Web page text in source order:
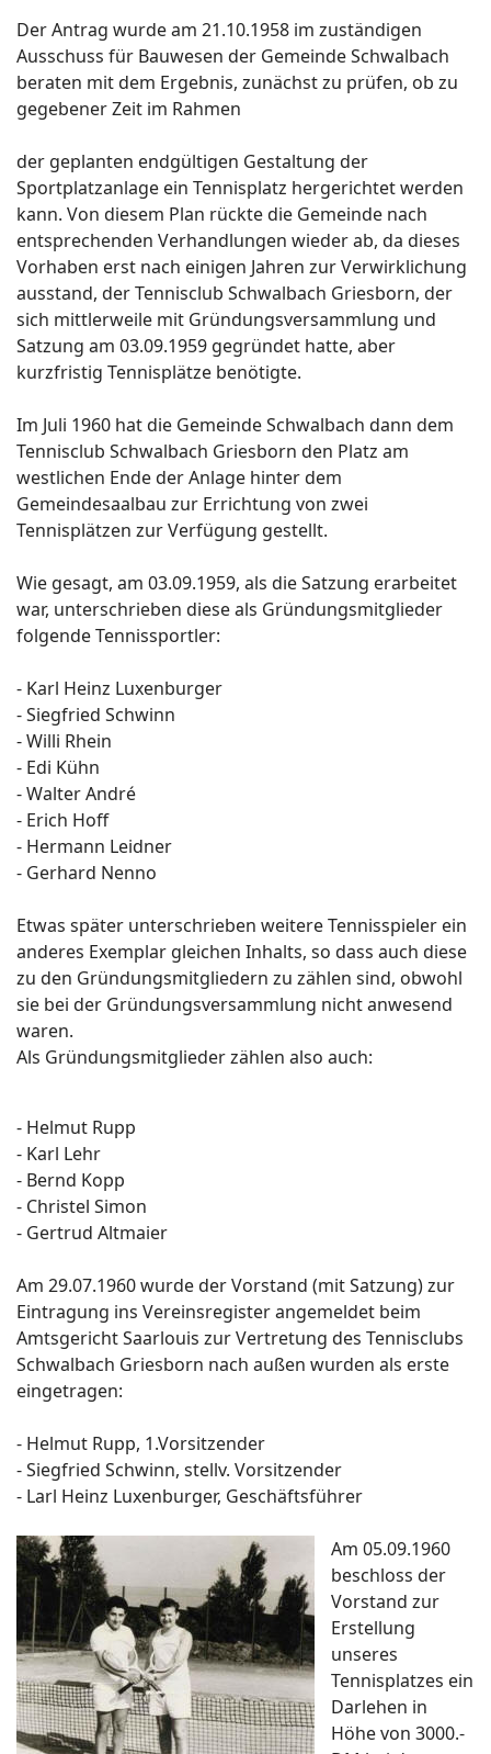
Der Antrag wurde am 21.10.1958 im zuständigen
Ausschuss für Bauwesen der Gemeinde Schwalbach
beraten mit dem Ergebnis, zunächst zu prüfen, ob zu
gegebener Zeit im Rahmen
der geplanten endgültigen Gestaltung der
Sportplatzanlage ein Tennisplatz hergerichtet werden
kann. Von diesem Plan rückte die Gemeinde nach
entsprechenden Verhandlungen wieder ab, da dieses
Vorhaben erst nach einigen Jahren zur Verwirklichung
ausstand, der Tennisclub Schwalbach Griesborn, der
sich mittlerweile mit Gründungsversammlung und
Satzung am 03.09.1959 gegründet hatte, aber
kurzfristig Tennisplätze benötigte.
Im Juli 1960 hat die Gemeinde Schwalbach dann dem
Tennisclub Schwalbach Griesborn den Platz am
westlichen Ende der Anlage hinter dem
Gemeindesaalbau zur Errichtung von zwei
Tennisplätzen zur Verfügung gestellt.
Wie gesagt, am 03.09.1959, als die Satzung erarbeitet
war, unterschrieben diese als Gründungsmitglieder
folgende Tennissportler:
- Karl Heinz Luxenburger
- Siegfried Schwinn
- Willi Rhein
- Edi Kühn
- Walter André
- Erich Hoff
- Hermann Leidner
- Gerhard Nenno
Etwas später unterschrieben weitere Tennisspieler ein
anderes Exemplar gleichen Inhalts, so dass auch diese
zu den Gründungsmitgliedern zu zählen sind, obwohl
sie bei der Gründungsversammlung nicht anwesend
waren.
Als Gründungsmitglieder zählen also auch:
- Helmut Rupp
- Karl Lehr
- Bernd Kopp
- Christel Simon
- Gertrud Altmaier
Am 29.07.1960 wurde der Vorstand (mit Satzung) zur
Eintragung ins Vereinsregister angemeldet beim
Amtsgericht Saarlouis zur Vertretung des Tennisclubs
Schwalbach Griesborn nach außen wurden als erste
eingetragen:
- Helmut Rupp, 1.Vorsitzender
- Siegfried Schwinn, stellv. Vorsitzender
- Larl Heinz Luxenburger, Geschäftsführer
Am 05.09.1960
beschloss der
Vorstand zur
Erstellung
unseres
Tennisplatzes ein
Darlehen in
Höhe von 3000.-